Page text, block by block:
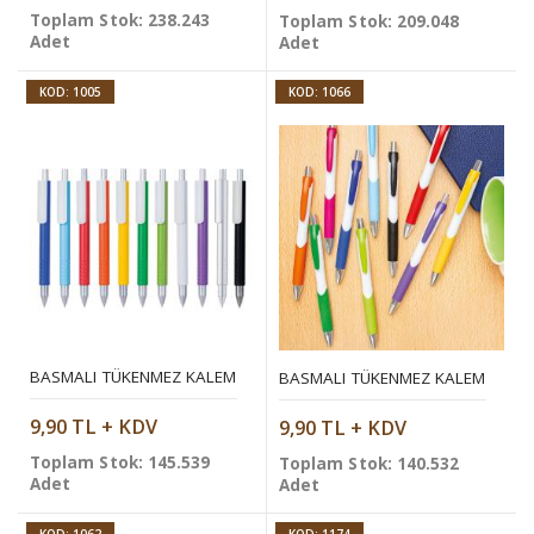
Toplam Stok: 238.243
Adet
Toplam Stok: 209.048
Adet
KOD: 1005
BASMALI TÜKENMEZ KALEM
9,90 TL + KDV
Toplam Stok: 145.539
Adet
KOD: 1066
BASMALI TÜKENMEZ KALEM
9,90 TL + KDV
Toplam Stok: 140.532
Adet